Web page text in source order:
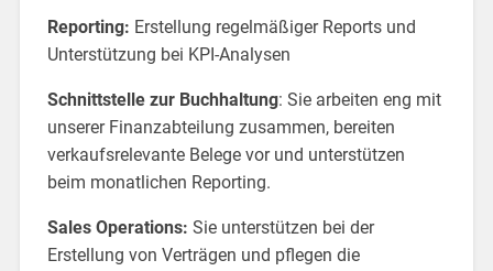
Reporting: Erstellung regelmäßiger Reports und
Unterstützung bei KPI-Analysen
Schnittstelle zur Buchhaltung: Sie arbeiten eng mit
unserer Finanzabteilung zusammen, bereiten
verkaufsrelevante Belege vor und unterstützen
beim monatlichen Reporting.
Sales Operations: Sie unterstützen bei der
Erstellung von Verträgen und pflegen die